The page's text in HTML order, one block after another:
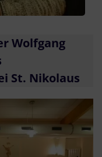
Wolfgang
St. Nikolaus